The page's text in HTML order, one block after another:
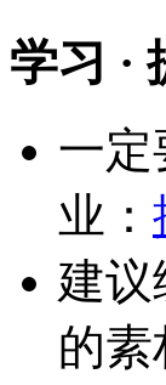
学习 ·
一定
业：
建议
的素